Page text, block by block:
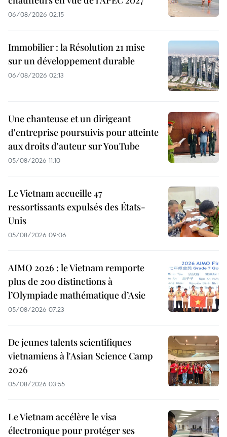
06/08/2026 02:15
Immobilier : la Résolution 21 mise
sur un développement durable
06/08/2026 02:13
Une chanteuse et un dirigeant
d'entreprise poursuivis pour atteinte
aux droits d'auteur sur YouTube
05/08/2026 11:10
Le Vietnam accueille 47
ressortissants expulsés des États-
Unis
05/08/2026 09:06
AIMO 2026 : le Vietnam remporte
plus de 200 distinctions à
l’Olympiade mathématique d’Asie
05/08/2026 07:23
De jeunes talents scientifiques
vietnamiens à l'Asian Science Camp
2026
05/08/2026 03:55
Le Vietnam accélère le visa
électronique pour protéger ses